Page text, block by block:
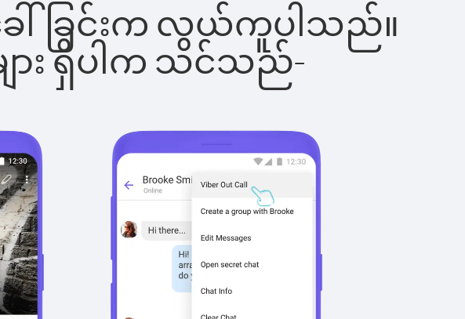
ခေါ်ခြင်းက လွယ်ကူပါသည်။
ား ရှိပါက သင်သည်-